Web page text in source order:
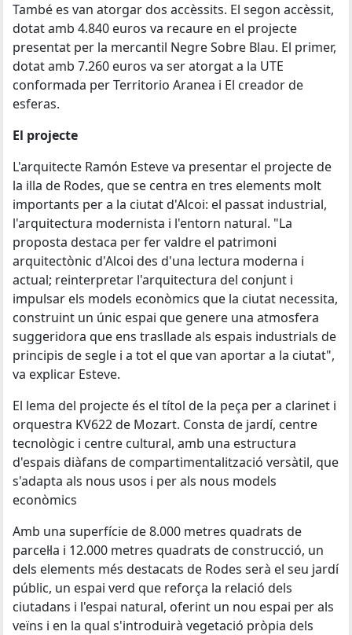
També es van atorgar dos accèssits. El segon accèssit,
dotat amb 4.840 euros va recaure en el projecte
presentat per la mercantil Negre Sobre Blau. El primer,
dotat amb 7.260 euros va ser atorgat a la UTE
conformada per Territorio Aranea i El creador de
esferas.
El projecte
L'arquitecte Ramón Esteve va presentar el projecte de
la illa de Rodes, que se centra en tres elements molt
importants per a la ciutat d'Alcoi: el passat industrial,
l'arquitectura modernista i l'entorn natural. "La
proposta destaca per fer valdre el patrimoni
arquitectònic d'Alcoi des d'una lectura moderna i
actual; reinterpretar l'arquitectura del conjunt i
impulsar els models econòmics que la ciutat necessita,
construint un únic espai que genere una atmosfera
suggeridora que ens trasllade als espais industrials de
principis de segle i a tot el que van aportar a la ciutat",
va explicar Esteve.
El lema del projecte és el títol de la peça per a clarinet i
orquestra KV622 de Mozart. Consta de jardí, centre
tecnològic i centre cultural, amb una estructura
d'espais diàfans de compartimentalització versàtil, que
s'adapta als nous usos i per als nous models
econòmics
Amb una superfície de 8.000 metres quadrats de
parcel·la i 12.000 metres quadrats de construcció, un
dels elements més destacats de Rodes serà el seu jardí
públic, un espai verd que reforça la relació dels
ciutadans i l'espai natural, oferint un nou espai per als
veïns i en la qual s'introduirà vegetació pròpia dels